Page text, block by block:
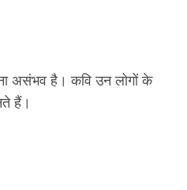
असंभव है। कवि उन लोगों के
हैं।